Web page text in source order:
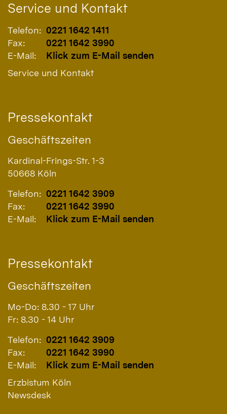
Service und Kontakt
Telefon: 0221 1642 1411
Fax:
0221 1642 3990
E-Mail:
Klick zum E-Mail senden
Service und Kontakt
Pressekontakt
Geschäftszeiten
Kardinal-Frings-Str. 1-3
50668 Köln
Telefon: 0221 1642 3909
Fax:
0221 1642 3990
E-Mail:
Klick zum E-Mail senden
Pressekontakt
Geschäftszeiten
Mo-Do: 8.30 - 17 Uhr
Fr: 8.30 - 14 Uhr
Telefon: 0221 1642 3909
Fax:
0221 1642 3990
E-Mail:
Klick zum E-Mail senden
Erzbistum Köln
Newsdesk